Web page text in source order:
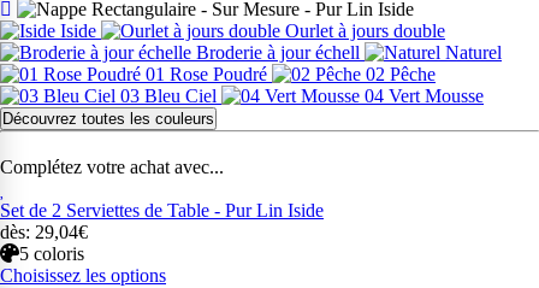
Iside
Ourlet à jours double
Broderie à jour échell
Naturel
01 Rose Poudré
02 Pêche
03 Bleu Ciel
04 Vert Mousse
Découvrez toutes les couleurs
Complétez votre achat avec...
Set de 2 Serviettes de Table - Pur Lin Iside
dès: 29,04€
5 coloris
Choisissez les options